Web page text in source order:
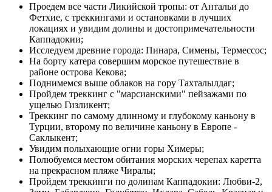
Проедем все части Ликийской тропы: от Антальи до
Фетхие, с треккингами и остановками в лучших
локациях и увидим долины и достопримечательности
Каппадокии;
Исследуем древние города: Пинара, Симены, Термессос;
На борту катера совершим морское путешествие в
районе острова Кекова;
Поднимемся выше облаков на гору Тахталылдаг;
Пройдем треккинг с "марсианскими" пейзажами по
ущелью Гизликент;
Треккинг по самому длинному и глубокому каньону в
Турции, второму по величине каньону в Европе -
Саклыкент;
Увидим полыхающие огни горы Химеры;
Полюбуемся местом обитания морских черепах каретта
на прекрасном пляже Чиралы;
Пройдем треккинги по долинам Каппадокии: Любви-2,